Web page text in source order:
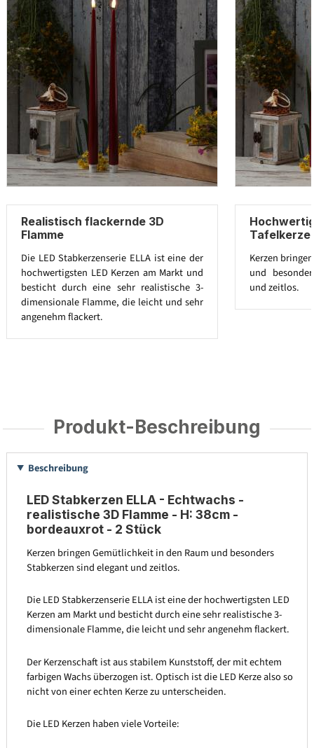
Realistisch flackernde 3D
Flamme
Die LED Stabkerzenserie ELLA ist eine der
hochwertigsten LED Kerzen am Markt und
besticht durch eine sehr realistische 3-
dimensionale Flamme, die leicht und sehr
angenehm flackert.
Kerzen
und
und zeitlos.
Produkt-Beschreibung
Beschreibung
LED Stabkerzen ELLA - Echtwachs -
realistische 3D Flamme - H: 38cm -
bordeauxrot - 2 Stück
Kerzen bringen Gemütlichkeit in den Raum und besonders
Stabkerzen sind elegant und zeitlos.
Die LED Stabkerzenserie ELLA ist eine der hochwertigsten LED
Kerzen am Markt und besticht durch eine sehr realistische 3-
dimensionale Flamme, die leicht und sehr angenehm flackert.
Der Kerzenschaft ist aus stabilem Kunststoff, der mit echtem
farbigen Wachs überzogen ist. Optisch ist die LED Kerze also so
nicht von einer echten Kerze zu unterscheiden.
Die LED Kerzen haben viele Vorteile: